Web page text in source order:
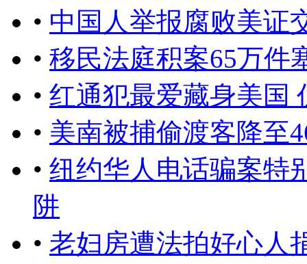
• 中国人举报腐败美证
• 移民法庭积案65万件
• 红通犯最爱藏身美国
• 美南被捕偷渡客降至
• 纽约华人电话骗案特
阱
• 老妇房遭法拍好心人